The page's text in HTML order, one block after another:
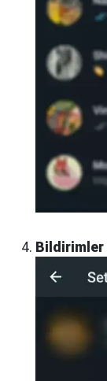
Bildirimler